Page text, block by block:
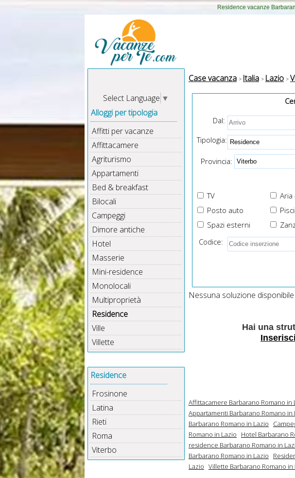
Residence vacanze
Select Language ▼
Alloggi per tipologia
Affitti per vacanze
Affittacamere
Agriturismo
Appartamenti
Bed & breakfast
Bilocali
Campeggi
Dimore antiche
Hotel
Masserie
Mini-residence
Monolocali
Multiproprietà
Residence
Ville
Villette
Residence
Frosinone
Latina
Rieti
Roma
Viterbo
Case vacanza Italia Lazio
Dal:
Tipologia:
Provincia:
TV Aria
Posto auto
Spazi esterni
Codice:
Nessuna soluzione
Hai una
Affittacamere Barbarano Romano in
Appartamenti Barbarano Romano in
Barbarano Romano in Lazio
Romano in Lazio
Hotel Barbarano
residence Barbarano Romano in
Barbarano Romano in Lazio
Lazio Villette Barbarano Romano in